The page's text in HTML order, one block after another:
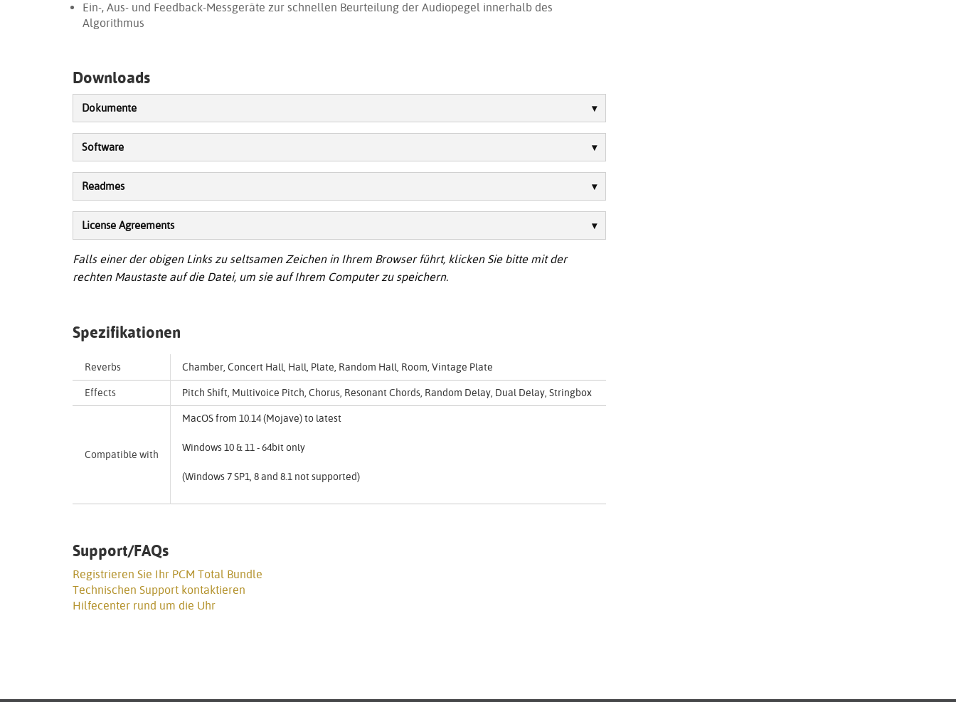
Ein-, Aus- und Feedback-Messgeräte zur schnellen Beurteilung der Audiopegel innerhalb des
Algorithmus
Downloads
Dokumente
Software
Readmes
License Agreements
Falls einer der obigen Links zu seltsamen Zeichen in Ihrem Browser führt, klicken Sie bitte mit der
rechten Maustaste auf die Datei, um sie auf Ihrem Computer zu speichern.
Spezifikationen
Reverbs Chamber, Concert Hall, Hall, Plate, Random Hall, Room, Vintage Plate
Effects Pitch Shift, Multivoice Pitch, Chorus, Resonant Chords, Random Delay, Dual Delay, Stringbox
Compatible with
MacOS from 10.14 (Mojave) to latest
Windows 10 & 11 - 64bit only
(Windows 7 SP1, 8 and 8.1 not supported)
Support/FAQs
Registrieren Sie Ihr PCM Total Bundle
Technischen Support kontaktieren
Hilfecenter rund um die Uhr